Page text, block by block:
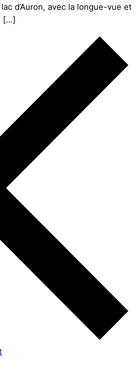
d’Auron, avec la longue-vue et
[…]